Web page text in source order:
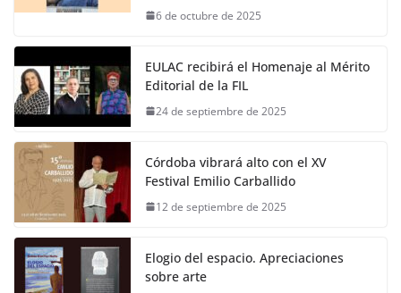
6 de octubre de 2025
EULAC recibirá el Homenaje al Mérito
Editorial de la FIL
24 de septiembre de 2025
Córdoba vibrará alto con el XV
Festival Emilio Carballido
12 de septiembre de 2025
Elogio del espacio. Apreciaciones
sobre arte